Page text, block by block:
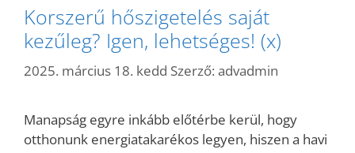
Korszerű hőszigetelés saját
kezűleg? Igen, lehetséges! (x)
2025. március 18. kedd Szerző: advadmin
Manapság egyre inkább előtérbe kerül, hogy
otthonunk energiatakarékos legyen, hiszen a havi